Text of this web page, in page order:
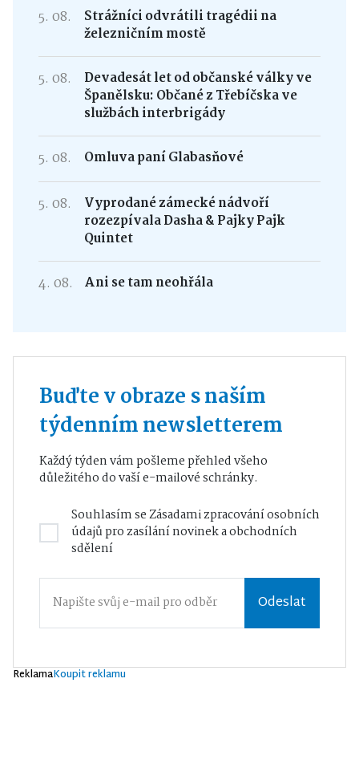
5. 08.
Strážníci odvrátili tragédii na
železničním mostě
5. 08.
Devadesát let od občanské války ve
Španělsku: Občané z Třebíčska ve
službách interbrigády
5. 08. Omluva paní Glabasňové
5. 08.
Vyprodané zámecké nádvoří
rozezpívala Dasha & Pajky Pajk
Quintet
4. 08. Ani se tam neohřála
Buďte v obraze s naším
týdenním newsletterem
Každý týden vám pošleme přehled všeho
důležitého do vaší e-mailové schránky.
Souhlasím seZásadami zpracování osobních
údajůpro zasílání novinek a obchodních
sdělení
Odeslat
ReklamaKoupit reklamu